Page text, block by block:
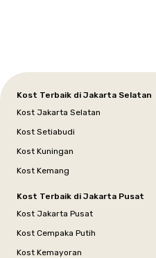
Kost Terbaik di Jakarta Selatan
Kost Jakarta Selatan
Kost Setiabudi
Kost Kuningan
Kost Kemang
Kost Terbaik di Jakarta Pusat
Kost Jakarta Pusat
Kost Cempaka Putih
Kost Kemayoran